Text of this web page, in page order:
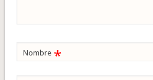
Nombre *